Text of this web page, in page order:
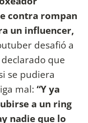
contra rompan
un influencer,
desafió a
que
se pudiera
mal: “Y ya
a un ring
nadie que lo